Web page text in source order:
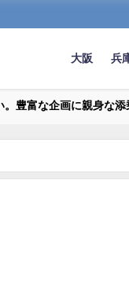
大阪 兵
豊富な企画に親身な添